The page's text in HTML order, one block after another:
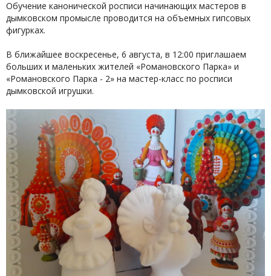
Обучение канонической росписи начинающих мастеров в
дымковском промысле проводится на объемных гипсовых
фигурках.
В ближайшее воскресенье, 6 августа, в 12:00 приглашаем
больших и маленьких жителей «Романовского Парка» и
«Романовского Парка - 2» на мастер-класс по росписи
дымковской игрушки.